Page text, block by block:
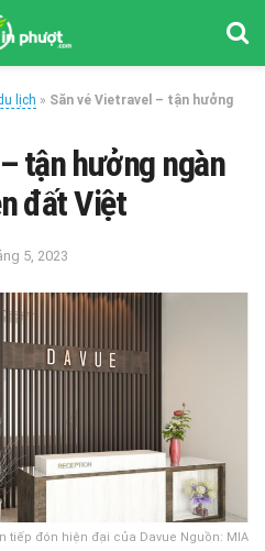
lịch » Săn vé Vietravel – tận hưởng
tận hưởng ngàn
đất Việt
5, 2023
tiếp đón hiện đại của Davue Nguồn: MIA